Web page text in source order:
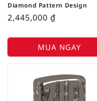
Diamond Pattern Design
2,445,000 ₫
MUA NGAY